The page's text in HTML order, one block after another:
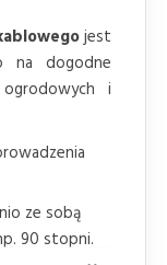
jest
na dogodne
i
ze sobą
90 stopni.